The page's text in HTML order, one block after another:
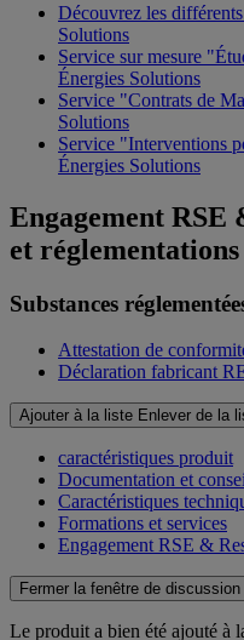
Découvrez les
Solutions
Service sur mesure
Énergies Solutions
Service "Contrats de
Solutions
Service "Interventions
Énergies Solutions
Engagement RSE
et réglementations
Substances
Attestation de
Déclaration fabricant
Ajouter à la liste Enlever de la
caractéristiques produit
Documentation et
Caractéristiques
Formations et services
Engagement RSE &
Fermer la fenêtre de discussion
Le produit a bien été ajouté à